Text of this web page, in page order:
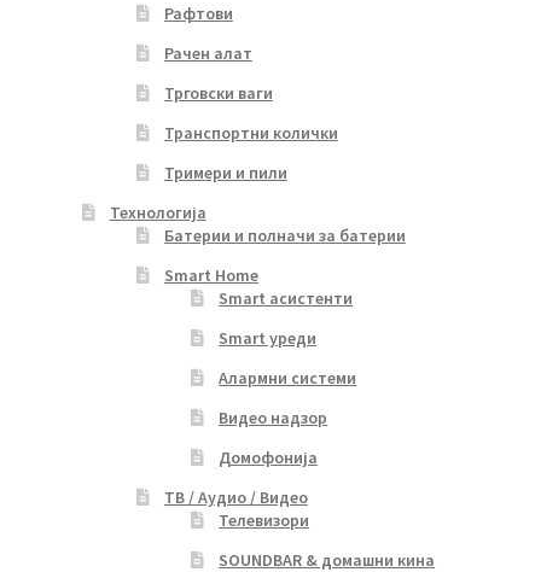
Рафтови
Рачен алат
Трговски ваги
Транспортни колички
Тримери и пили
Технологија
Батерии и полначи за батерии
Smart Home
Smart асистенти
Smart уреди
Алармни системи
Видео надзор
Домофонија
ТВ / Аудио / Видео
Телевизори
SOUNDBAR & домашни кина